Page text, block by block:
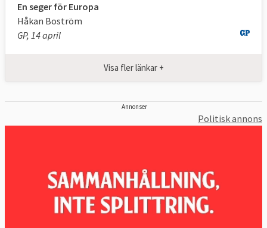
En seger för Europa
Håkan Boström
GP, 14 april
Visa fler länkar +
Annonser
Politisk annons